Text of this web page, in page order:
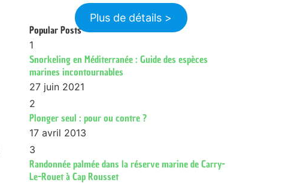
Plus de détails >
Popular Posts
1
Snorkeling en Méditerranée : Guide des espèces
marines incontournables
27 juin 2021
2
Plonger seul : pour ou contre ?
17 avril 2013
3
Randonnée palmée dans la réserve marine de Carry-
Le-Rouet à Cap Rousset